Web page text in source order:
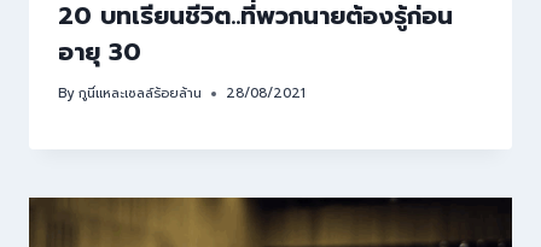
20 บทเรียนชีวิต..ที่พวกนายต้องรู้ก่อน
อายุ 30
Byกูนี่แหละเซลล์ร้อยล้าน 28/08/2021